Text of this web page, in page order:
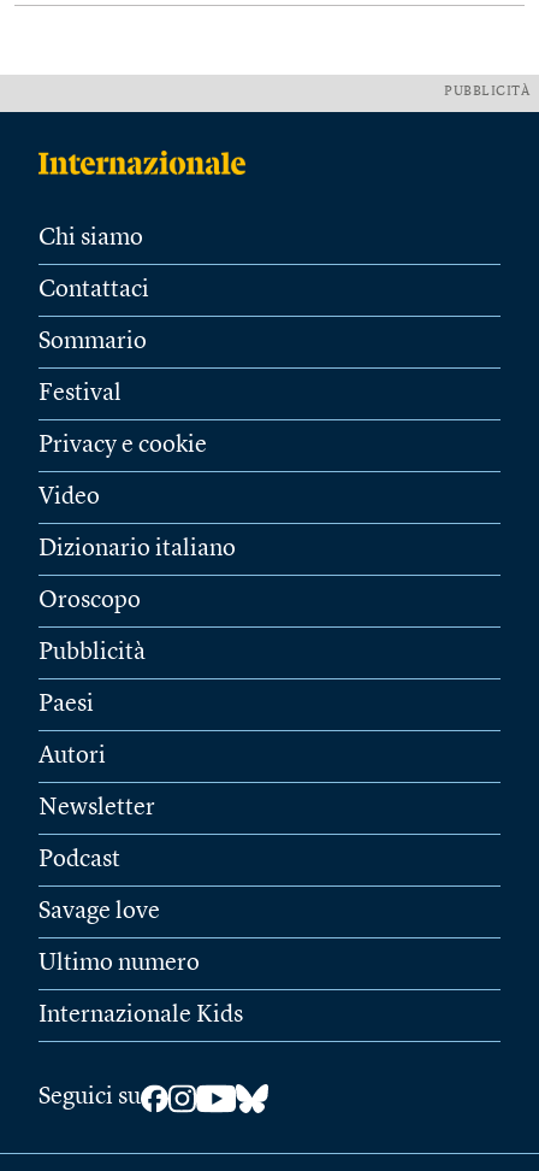
PUBBLICITÀ
Chi siamo
Contattaci
Sommario
Festival
Privacy e cookie
Video
Dizionario italiano
Oroscopo
Pubblicità
Paesi
Autori
Newsletter
Podcast
Savage love
Ultimo numero
Internazionale Kids
Seguici su